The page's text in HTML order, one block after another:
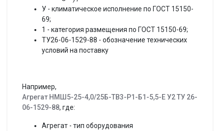
У - климатическое исполнение по ГОСТ 15150-
69;
1 - категория размещения по ГОСТ 15150-69;
ТУ26-06-1529-88 - обозначение технических
условий на поставку
Например,
Агрегат НМШ5-25-4,0/25Б-ТВ3-Р1-Б1-5,5-Е У2 ТУ 26-
06-1529-88, где:
Агрегат - тип оборудования